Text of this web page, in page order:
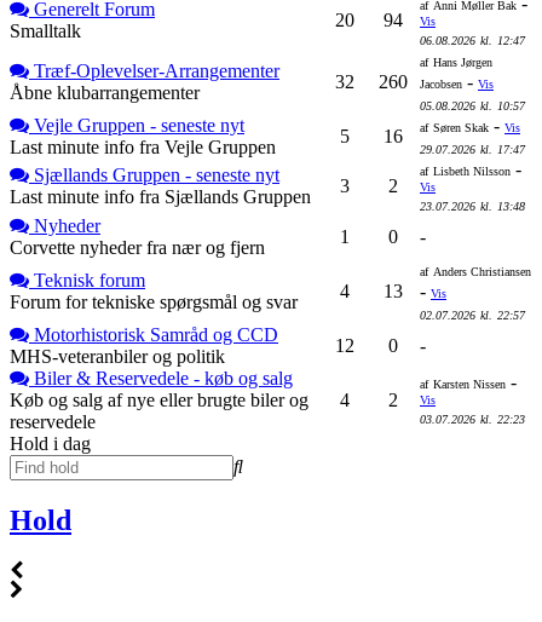
Generelt Forum
Smalltalk
20 94
af Anni Møller Bak
Vis
06.08.2026 kl. 12:47
Træf-Oplevelser-Arrangementer
Åbne klubarrangementer
32 260
af Hans Jørgen
Jacobsen - Vis
05.08.2026 kl. 10:57
Vejle Gruppen - seneste nyt
Last minute info fra Vejle Gruppen
5 16 af Søren Skak - Vis
29.07.2026 kl. 17:47
Sjællands Gruppen - seneste nyt
Last minute info fra Sjællands Gruppen
3 2
af Lisbeth Nilsson -
Vis
23.07.2026 kl. 13:48
Nyheder
Corvette nyheder fra nær og fjern
1 0 -
Teknisk forum
Forum for tekniske spørgsmål og svar
4 13
af Anders Christiansen
- Vis
02.07.2026 kl. 22:57
Motorhistorisk Samråd og CCD
MHS-veteranbiler og politik
12 0
-
Biler & Reservedele - køb og salg
Køb og salg af nye eller brugte biler og
reservedele
4 2
af Karsten Nissen -
Vis
03.07.2026 kl. 22:23
Hold i dag
Hold